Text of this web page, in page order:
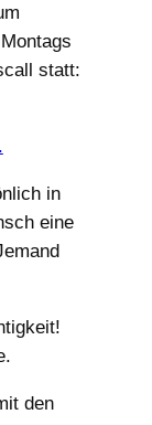
statt:
in
eine
den